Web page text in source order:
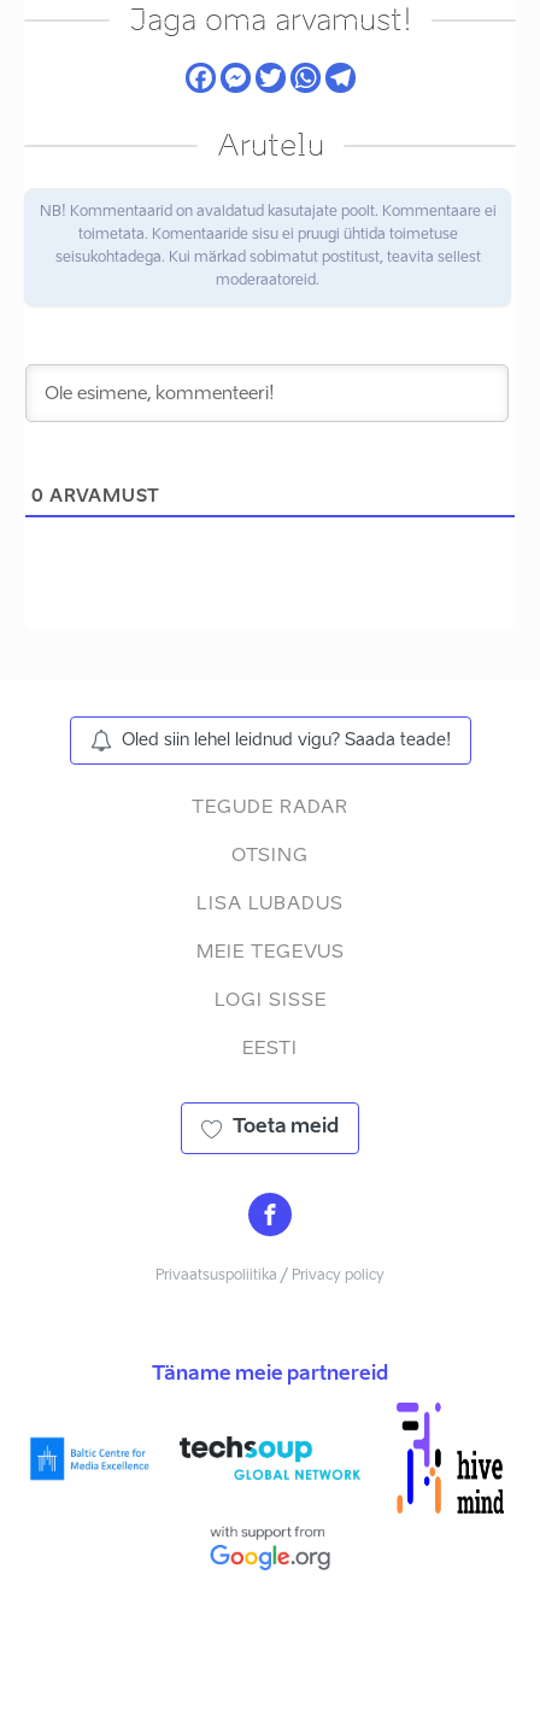
Jaga oma arvamust!
Arutelu
NB! Kommentaarid on avaldatud kasutajate poolt. Kommentaare ei
toimetata. Komentaaride sisu ei pruugi ühtida toimetuse
seisukohtadega. Kui märkad sobimatut postitust, teavita sellest
moderaatoreid.
0 ARVAMUST
Oled siin lehel leidnud vigu? Saada teade!
TEGUDE RADAR
OTSING
LISA LUBADUS
MEIE TEGEVUS
LOGI SISSE
EESTI
Toeta meid
Privaatsuspoliitika / Privacy policy
Täname meie partnereid